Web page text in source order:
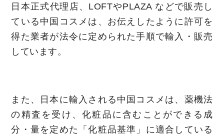
日本正式代理店、LOFTやPLAZA などで販売し
ている中国コスメは、お伝えしたように許可を
得た業者が法令に定められた手順で輸入・販売
しています。
また、日本に輸入される中国コスメは、薬機法
の精査を受け、化粧品に含むことができる成
分・量を定めた「化粧品基準」に適合している